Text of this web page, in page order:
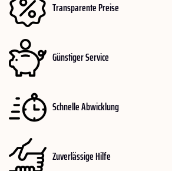
Transparente Preise
Günstiger Service
Schnelle Abwicklung
Zuverlässige Hilfe